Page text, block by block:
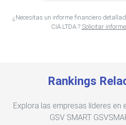
¿Necesitas un informe financiero
CIA.LTDA.? Solicitar
Rankings
Explora las empresas líderes en
GSV SMART